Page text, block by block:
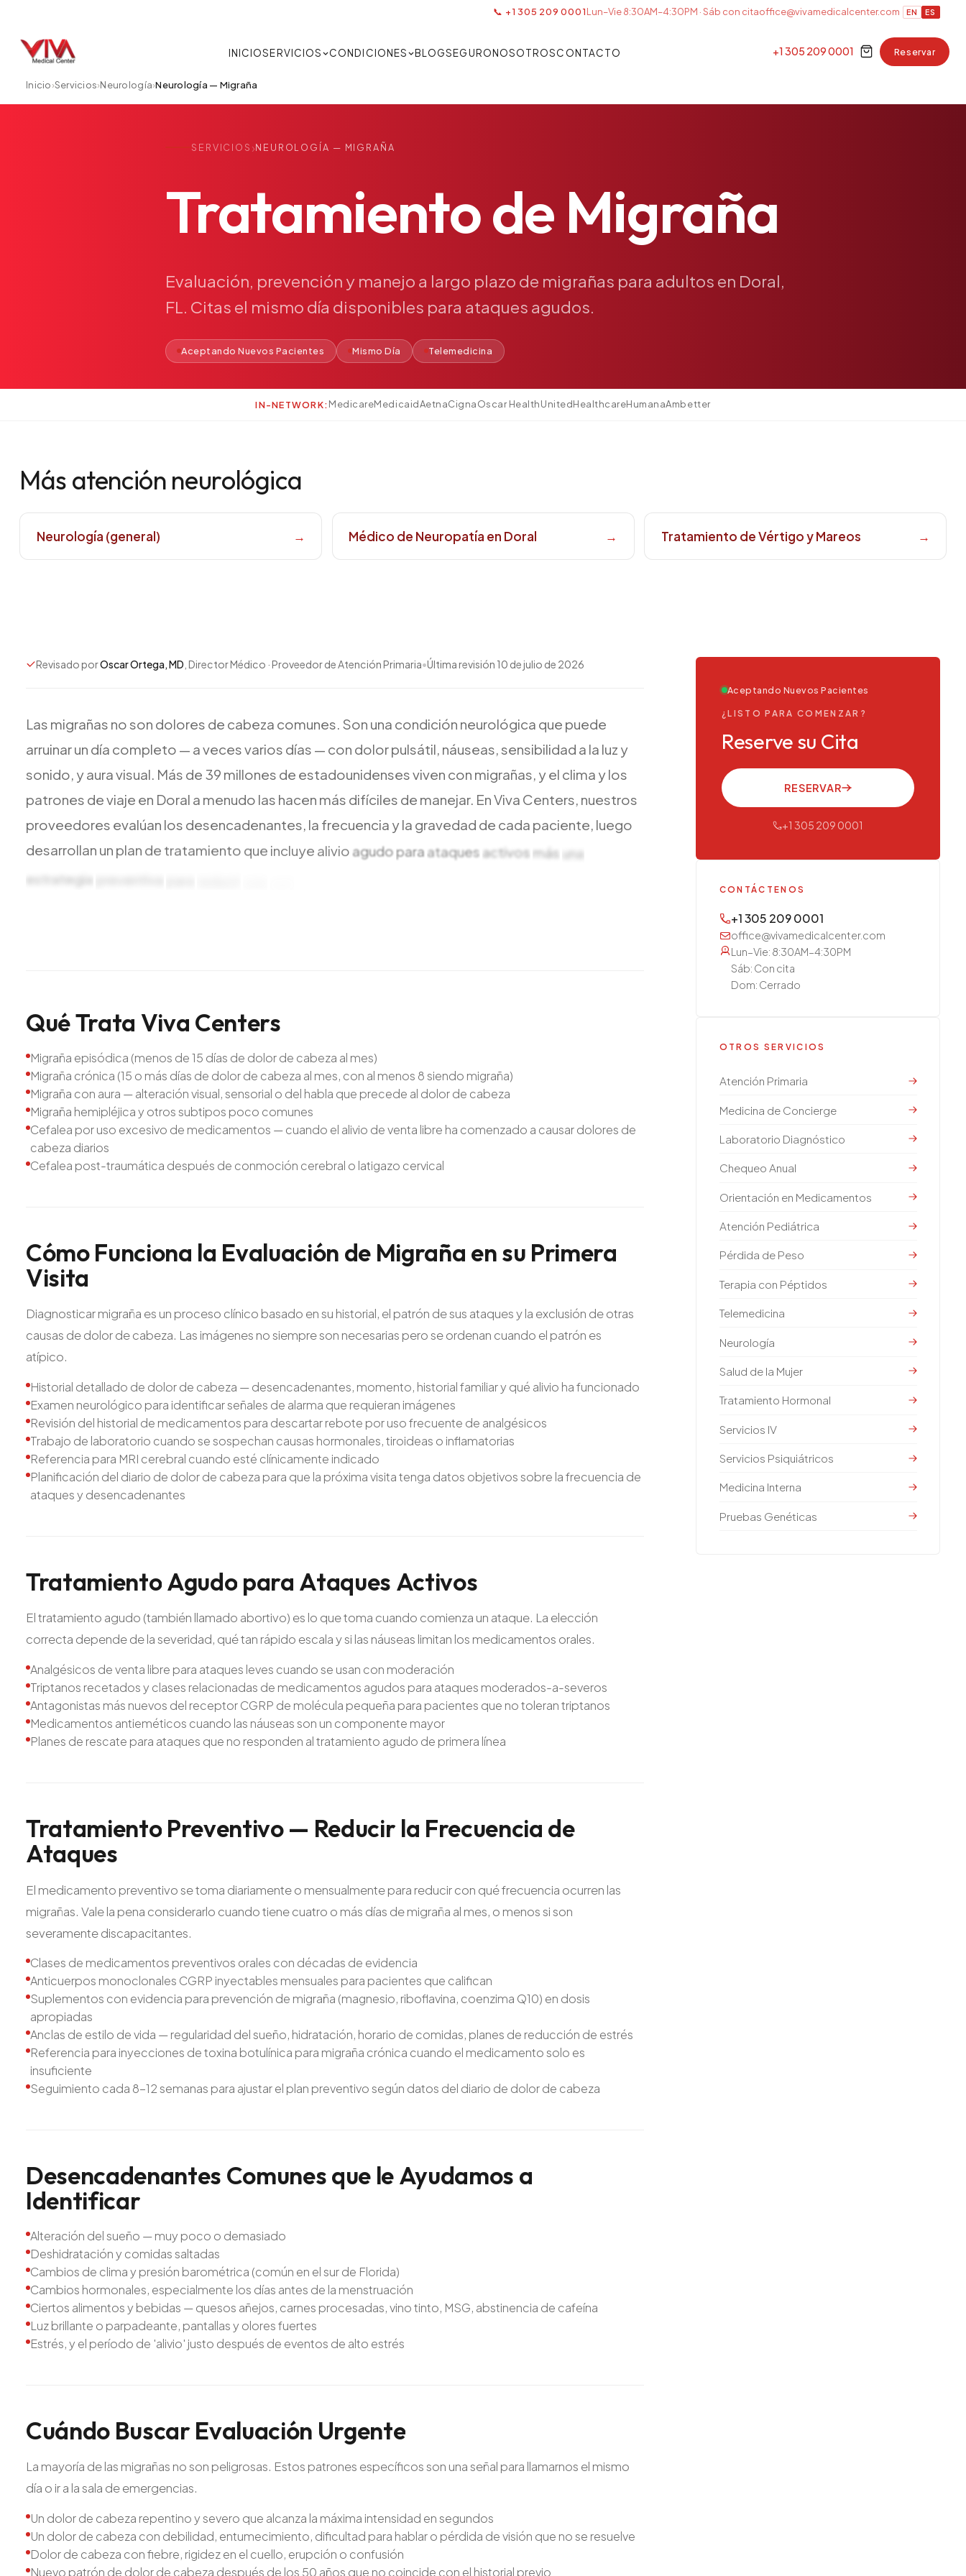
📞 +1 305 209 0001Lun–Vie 8:30AM–4:30PM · Sáb con citaoffice@vivamedicalcenter.com EN ES
INICIOSERVICIOS CONDICIONES BLOGSEGURONOSOTROSCONTACTO +1 305 209 0001 Reservar
Inicio›Servicios›Neurología›Neurología — Migraña
SERVICIOS ›NEUROLOGÍA — MIGRAÑA
Tratamientode Migraña
Evaluación, prevención y manejo a largo plazo de migrañas para adultos en Doral,
FL. Citas el mismo día disponibles para ataques agudos.
Aceptando Nuevos Pacientes Mismo Día Telemedicina
IN-NETWORK:MedicareMedicaidAetnaCignaOscar HealthUnitedHealthcareHumanaAmbetter
Más atención neurológica
Neurología (general) → Médico de Neuropatía en Doral → Tratamiento de Vértigo y Mareos →
Revisado porOscar Ortega, MD , Director Médico · Proveedor de Atención Primaria•Última revisión 10 de julio de 2026
Las migrañas noson dolores de cabeza comunes. Son una condición neurológica que puede
arruinarun día completo — avecesvarios días — con dolorpulsátil, náuseas,sensibilidad a la luz y
sonido, yauravisual. Más de 39 millones de estadounidensesviven con migrañas, yel clima ylos
patrones deviaje en Doral a menudo las hacen más difíciles de manejar. EnViva Centers, nuestros
proveedores evalúan los desencadenantes, la frecuencia yla gravedad de cada paciente, luego
desarrollan un plan de tratamiento que incluye alivioagudoparaataques activos más una
estrategia
QuéTrata Viva Centers
Migraña episódica (menos de 15 días de dolor de cabeza al mes)
Migraña crónica (15 o más días de dolor de cabeza al mes, con al menos 8 siendo migraña)
Migraña con aura — alteración visual, sensorial o del habla que precede al dolor de cabeza
Migraña hemipléjica y otros subtipos poco comunes
Cefalea por uso excesivo de medicamentos — cuando el alivio de venta libre ha comenzado a causar dolores de
cabeza diarios
Cefalea post-traumática después de conmoción cerebral o latigazo cervical
CómoFunciona la Evaluación de Migraña ensu Primera
Visita
Diagnosticar migraña es un proceso clínico basado en su historial, el patrón de sus ataques y la exclusión de otras
causas de dolor de cabeza. Las imágenes no siempre son necesarias pero se ordenan cuando el patrón es
atípico.
Historial detallado de dolor de cabeza — desencadenantes, momento, historial familiar y qué alivio ha funcionado
Examen neurológico para identificar señales de alarma que requieran imágenes
Revisión del historial de medicamentos para descartar rebote por uso frecuente de analgésicos
Trabajo de laboratorio cuando se sospechan causas hormonales, tiroideas o inflamatorias
Referencia para MRI cerebral cuando esté clínicamente indicado
Planificación del diario de dolor de cabeza para que la próxima visita tenga datos objetivos sobre la frecuencia de
ataques y desencadenantes
TratamientoAgudo para Ataques Activos
El tratamiento agudo (también llamado abortivo) es lo que toma cuando comienza un ataque. La elección
correcta depende de la severidad, qué tan rápido escala y si las náuseas limitan los medicamentos orales.
Analgésicos de venta libre para ataques leves cuando se usan con moderación
Triptanos recetados y clases relacionadas de medicamentos agudos para ataques moderados-a-severos
Antagonistas más nuevos del receptor CGRP de molécula pequeña para pacientes que no toleran triptanos
Medicamentos antieméticos cuando las náuseas son un componente mayor
Planes de rescate para ataques que no responden al tratamiento agudo de primera línea
Tratamiento Preventivo— Reducir la Frecuencia de
Ataques
El medicamento preventivo se toma diariamente o mensualmente para reducir con qué frecuencia ocurren las
migrañas. Vale la pena considerarlo cuando tiene cuatro o más días de migraña al mes, o menos si son
severamente discapacitantes.
Clases de medicamentos preventivos orales con décadas de evidencia
Anticuerpos monoclonales CGRP inyectables mensuales para pacientes que califican
Suplementos con evidencia para prevención de migraña (magnesio, riboflavina, coenzima Q10) en dosis
apropiadas
Anclas de estilo de vida — regularidad del sueño, hidratación, horario de comidas, planes de reducción de estrés
Referencia para inyecciones de toxina botulínica para migraña crónica cuando el medicamento solo es
insuficiente
Seguimiento cada 8-12 semanas para ajustar el plan preventivo según datos del diario de dolor de cabeza
Desencadenantes Comunesque leAyudamos a
Identificar
Alteración del sueño — muy poco o demasiado
Deshidratación y comidas saltadas
Cambios de clima y presión barométrica (común en el sur de Florida)
Cambios hormonales, especialmente los días antes de la menstruación
Ciertos alimentos y bebidas — quesos añejos, carnes procesadas, vino tinto, MSG, abstinencia de cafeína
Luz brillante o parpadeante, pantallas y olores fuertes
Estrés, y el período de 'alivio' justo después de eventos de alto estrés
Cuándo BuscarEvaluación Urgente
La mayoría de las migrañas no son peligrosas. Estos patrones específicos son una señal para llamarnos el mismo
día o ir a la sala de emergencias.
Un dolor de cabeza repentino y severo que alcanza la máxima intensidad en segundos
Un dolor de cabeza con debilidad, entumecimiento, dificultad para hablar o pérdida de visión que no se resuelve
Dolor de cabeza con fiebre, rigidez en el cuello, erupción o confusión
Nuevo patrón de dolor de cabeza después de los 50 años que no coincide con el historial previo
Aceptando Nuevos Pacientes
¿LISTO PARA COMENZAR?
Reserve su Cita
RESERVAR
+1 305 209 0001
CONTÁCTENOS
+1 305 209 0001
office@vivamedicalcenter.com
Lun–Vie: 8:30AM–4:30PM
Sáb: Con cita
Dom: Cerrado
OTROS SERVICIOS
Atención Primaria
Medicina de Concierge
Laboratorio Diagnóstico
Chequeo Anual
Orientación en Medicamentos
Atención Pediátrica
Pérdida de Peso
Terapia con Péptidos
Telemedicina
Neurología
Salud de la Mujer
Tratamiento Hormonal
Servicios IV
Servicios Psiquiátricos
Medicina Interna
Pruebas Genéticas